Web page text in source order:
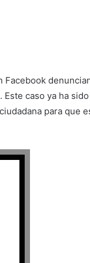
Facebook
caso ya ha
para que